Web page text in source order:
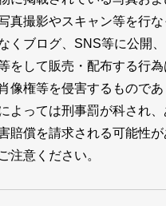
真撮影やスキャン等を行な
くブログ、SNS等に公開、
をして販売・配布する行為
像権等を侵害するものであ
よっては刑事罰が科され、
賠償を請求される可能性が
注意ください。